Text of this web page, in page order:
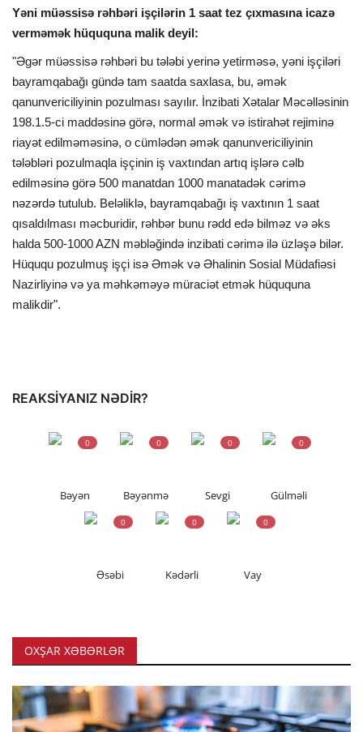
Yəni müəssisə rəhbəri işçilərin 1 saat tez çıxmasına icazə
verməmək hüququna malik deyil:
"Əgər müəssisə rəhbəri bu tələbi yerinə yetirməsə, yəni işçiləri
bayramqabağı gündə tam saatda saxlasa, bu, əmək
qanunvericiliyinin pozulması sayılır. İnzibati Xətalar Məcəlləsinin
198.1.5-ci maddəsinə görə, normal əmək və istirahət rejiminə
riayət edilməməsinə, o cümlədən əmək qanunvericiliyinin
tələbləri pozulmaqla işçinin iş vaxtından artıq işlərə cəlb
edilməsinə görə 500 manatdan 1000 manatadək cərimə
nəzərdə tutulub. Beləliklə, bayramqabağı iş vaxtının 1 saat
qısaldılması məcburidir, rəhbər bunu rədd edə bilməz və əks
halda 500-1000 AZN məbləğində inzibati cərimə ilə üzləşə bilər.
Hüququ pozulmuş işçi isə Əmək və Əhalinin Sosial Müdafiəsi
Nazirliyinə və ya məhkəməyə müraciət etmək hüququna
malikdir".
REAKSIYANIZ NƏDIR?
Bəyən
0
Bəyənmə
0
Sevgi
0
Gülməli
0
Əsəbi
0
Kədərli
0
Vay
0
OXŞAR XƏBƏRLƏR